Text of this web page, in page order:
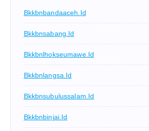
Bkkbnbandaaceh.id
Bkkbnsabang.id
Bkkbnlhokseumawe.id
Bkkbnlangsa.id
Bkkbnsubulussalam.id
Bkkbnbinjai.id